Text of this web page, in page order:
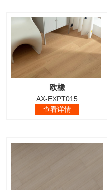
欧橡
AX-EXPT015
查看详情